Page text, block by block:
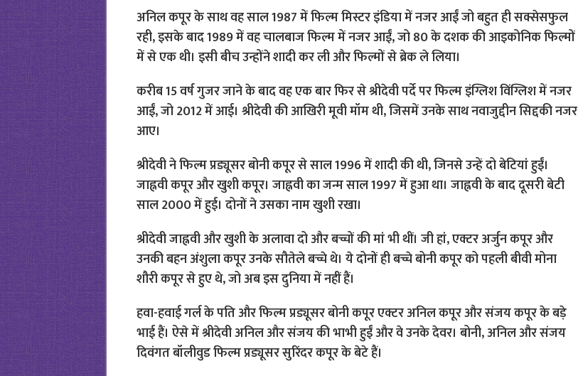
अनिल कपूर के साथ वह साल 1987 में फिल्म मिस्टर इंडिया में नजर आईं जो बहुत ही सक्सेसफुल
रही, इसके बाद 1989 में वह चालबाज फिल्म में नजर आईं, जो 80 के दशक की आइकोनिक फिल्मों
में से एक थी। इसी बीच उन्होंने शादी कर ली और फिल्मों से ब्रेक ले लिया।
करीब 15 वर्ष गुजर जाने के बाद वह एक बार फिर से श्रीदेवी पर्दे पर फिल्म इंग्लिश विंग्लिश में नजर
आईं, जो 2012 में आई। श्रीदेवी की आखिरी मूवी मॉम थी, जिसमें उनके साथ नवाजुद्दीन सिद्दकी नजर
आए।
श्रीदेवी ने फिल्म प्रड्यूसर बोनी कपूर से साल 1996 में शादी की थी, जिनसे उन्हें दो बेटियां हुईं।
जाह्नवी कपूर और खुशी कपूर। जाह्नवी का जन्म साल 1997 में हुआ था। जाह्नवी के बाद दूसरी बेटी
साल 2000 में हुई। दोनों ने उसका नाम खुशी रखा।
श्रीदेवी जाह्नवी और खुशी के अलावा दो और बच्चों की मां भी थीं। जी हां, एक्टर अर्जुन कपूर और
उनकी बहन अंशुला कपूर उनके सौतेले बच्चे थे। ये दोनों ही बच्चे बोनी कपूर को पहली बीवी मोना
शौरी कपूर से हुए थे, जो अब इस दुनिया में नहीं हैं।
हवा-हवाई गर्ल के पति और फिल्म प्रड्यूसर बोनी कपूर एक्टर अनिल कपूर और संजय कपूर के बड़े
भाई हैं। ऐसे में श्रीदेवी अनिल और संजय की भाभी हुईं और वे उनके देवर। बोनी, अनिल और संजय
दिवंगत बॉलीवुड फिल्म प्रड्यूसर सुरिंदर कपूर के बेटे हैं।